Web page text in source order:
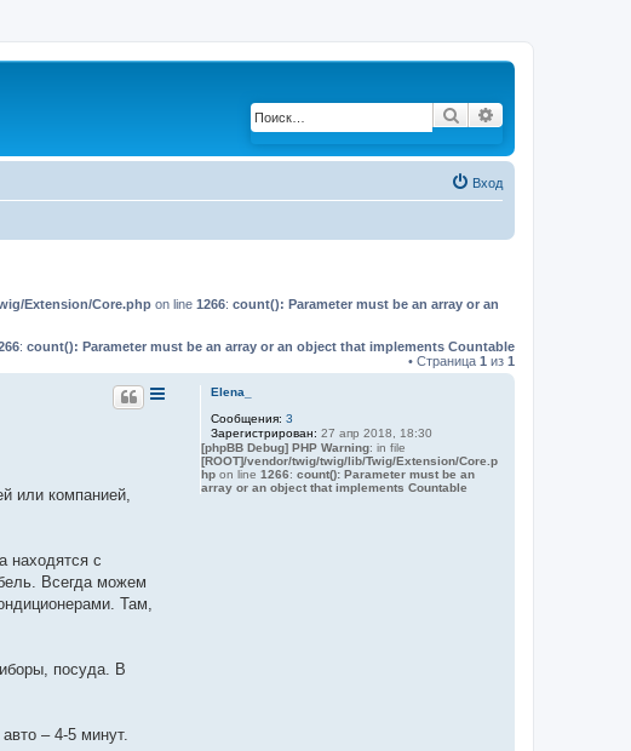
Поиск
Вход
Extension/Core.php on line 1266: count(): Parameter must be an array or an
: count(): Parameter must be an array or an object that implements Countable
• Страница 1 из 1
Elena_
Сообщения: 3
Зарегистрирован: 27 апр 2018, 18:30
[phpBB Debug] PHP Warning: in file
[ROOT]/vendor/twig/twig/lib/Twig/Extension/Core.p
hpon line 1266: count(): Parameter must be an
array or an object that implements Countable
или компанией,
находятся с
Всегда можем
Там,
посуда. В
– 4-5 минут.